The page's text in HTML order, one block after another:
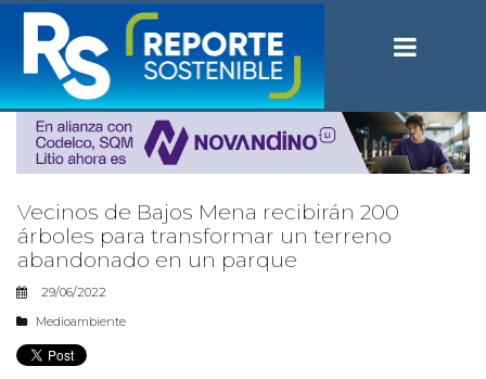
Vecinos de Bajos Mena recibirán 200
árboles para transformar un terreno
abandonado en un parque
29/06/2022
Medioambiente